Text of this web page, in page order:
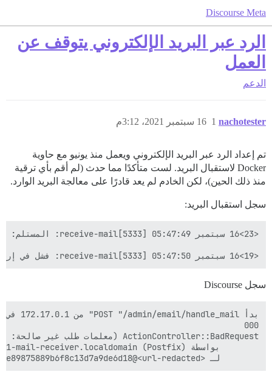
Discourse Meta
الرد عبر البريد الإلكتروني يتوقف عن
العمل
الدعم
nachotester 16 سبتمبر 2021، 3:12م 1
تم إعداد الرد عبر البريد الإلكتروني ويعمل منذ يونيو مع حاوية
Docker لاستقبال البريد. لست متأكدًا مما حدث (لم أقم بأي ترقية
منذ ذلك الحين)، لكن الخادم لم يعد قادرًا على معالجة البريد الوارد.
سجل استقبال البريد:
<19>16 سبتمبر 05:47:50 receive-mail[5333]: فشل في إرسال البريد الإلكتروني عبر POST إلى https://<url redacted>/admin/email/handle_mail: 400
سجل Discourse
        لـ <replies+de9850e89875889b6f8c13d7a9de6d18@<url-redacted>>؛ الخميس، 16 سبتمبر 2021 05:47:49 +0000 (توقيت عالمي منسق)